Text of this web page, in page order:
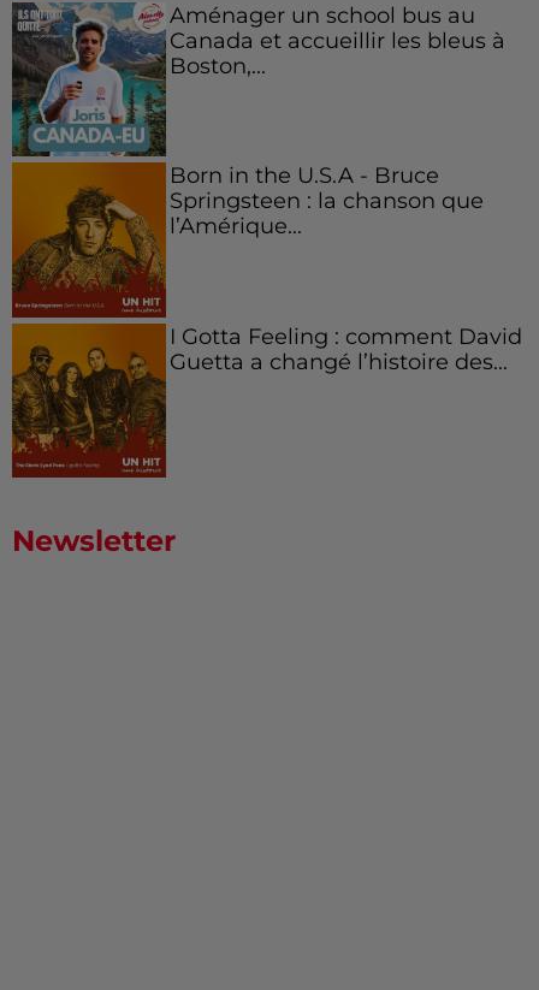
Aménager un school bus au
Canada et accueillir les bleus à
Boston,...
Born in the U.S.A - Bruce
Springsteen : la chanson que
l’Amérique...
I Gotta Feeling : comment David
Guetta a changé l’histoire des...
Newsletter